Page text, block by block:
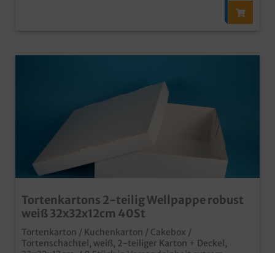
Tortenkartons 2-teilig Wellpappe robust
weiß 32x32x12cm 40St
Tortenkarton / Kuchenkarton / Cakebox /
Tortenschachtel, weiß, 2-teiliger Karton + Deckel,